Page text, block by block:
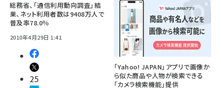
総務省、「通信利用動向調査」結
果、ネット利用者数は9408万人で
普及率78.0％
2010年4月29日 1:41
25
「Yahoo! JAPAN」アプリで画像か
ら似た商品や人物が検索できる
「カメラ検索機能」提供